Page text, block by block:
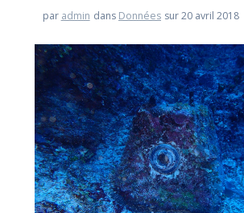
par admin dans Données sur 20 avril 2018